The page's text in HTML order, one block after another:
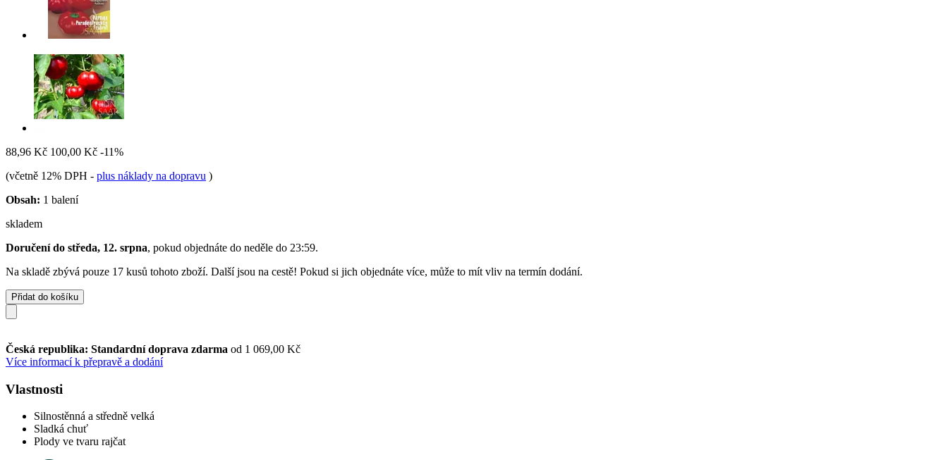
88,96 Kč 100,00 Kč -11%
(včetně 12% DPH - plus náklady na dopravu )
Obsah: 1 balení
skladem
Doručení do středa, 12. srpna, pokud objednáte do neděle do 23:59.
Na skladě zbývá pouze 17 kusů tohoto zboží. Další jsou na cestě! Pokud si jich objednáte více, může to mít vliv na termín dodání.
Přidat do košíku
Česká republika: Standardní doprava zdarma od 1 069,00 Kč
Více informací k přepravě a dodání
Vlastnosti
Silnostěnná a středně velká
Sladká chuť
Plody ve tvaru rajčat